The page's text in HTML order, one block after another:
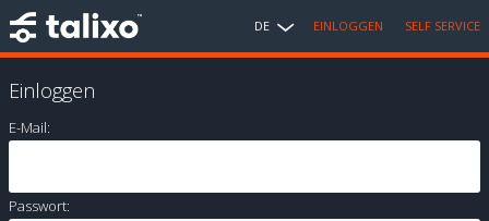
DE EINLOGGEN SELF SERVICE
Einloggen
E-Mail:
Passwort: